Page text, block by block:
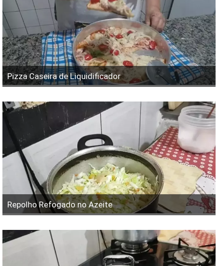
Pizza Caseira de Liquidificador
Repolho Refogado no Azeite